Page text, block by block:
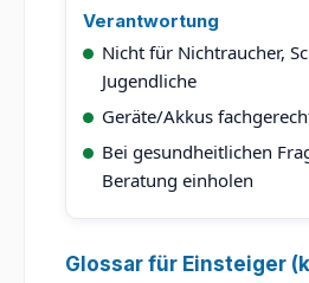
Verantwortung
Nicht für Nichtraucher,
Jugendliche
Geräte/Akkus
Bei gesundheitlichen
Beratung einholen
Glossar für Einsteiger